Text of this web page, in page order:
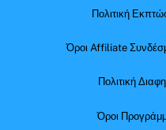
Πολιτική
Όροι Affiliate
Πολιτική
Όροι